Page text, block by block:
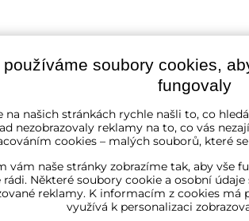
stříbrná
dřevo, ocel
160 cm
používáme soubory cookies,
fungovaly
na našich stránkách rychle našli to, co
nezobrazovaly reklamy na to, co vás
cookies – malých souborů, které
vám naše stránky zobrazíme tak, aby vše
rádi. Některé soubory cookie a osobní
reklamy. K informacím z cookies má
využívá k personalizaci